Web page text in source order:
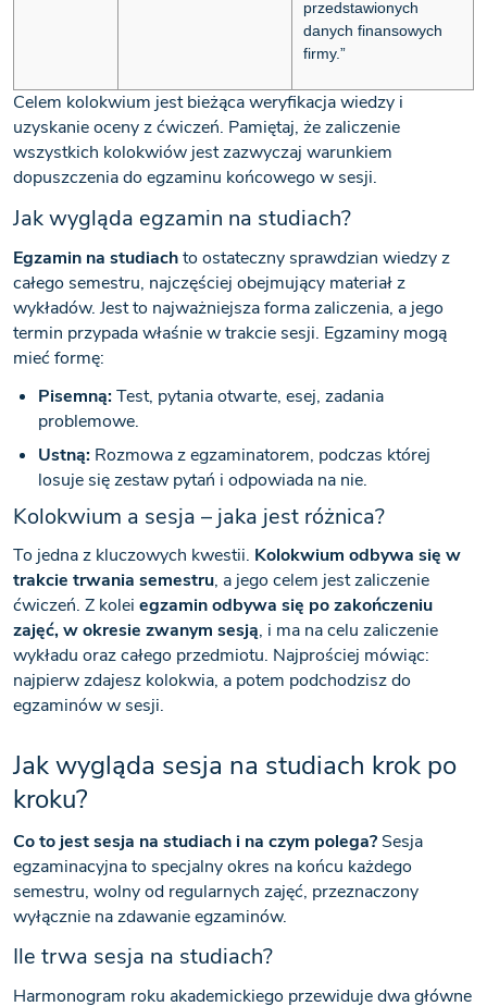
przedstawionych
danych finansowych
firmy.”
Celem kolokwium jest bieżąca weryfikacja wiedzy i
uzyskanie oceny z ćwiczeń. Pamiętaj, że zaliczenie
wszystkich kolokwiów jest zazwyczaj warunkiem
dopuszczenia do egzaminu końcowego w sesji.
Jak wygląda egzamin na studiach?
Egzamin na studiachto ostateczny sprawdzian wiedzy z
całego semestru, najczęściej obejmujący materiał z
wykładów. Jest to najważniejsza forma zaliczenia, a jego
termin przypada właśnie w trakcie sesji. Egzaminy mogą
mieć formę:
Pisemną:Test, pytania otwarte, esej, zadania
problemowe.
Ustną: Rozmowa z egzaminatorem, podczas której
losuje się zestaw pytań i odpowiada na nie.
Kolokwium a sesja – jaka jest różnica?
To jedna z kluczowych kwestii. Kolokwium odbywa się w
trakcie trwania semestru, a jego celem jest zaliczenie
ćwiczeń. Z kolei egzamin odbywa się po zakończeniu
zajęć, w okresie zwanym sesją, i ma na celu zaliczenie
wykładu oraz całego przedmiotu. Najprościej mówiąc:
najpierw zdajesz kolokwia, a potem podchodzisz do
egzaminów w sesji.
Jak wygląda sesja na studiach krok po
kroku?
Co to jest sesja na studiach i na czym polega?Sesja
egzaminacyjna to specjalny okres na końcu każdego
semestru, wolny od regularnych zajęć, przeznaczony
wyłącznie na zdawanie egzaminów.
Ile trwa sesja na studiach?
Harmonogram roku akademickiego przewiduje dwa główne